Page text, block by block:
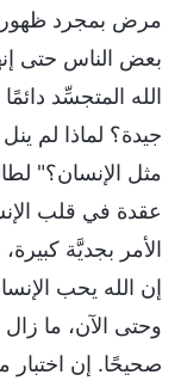
مرض بمجرد
بعض الناس حتى
الله المتجسِّد
جيدة؟ لماذا لم
مثل الإنسان؟"
عقدة في قلب
الأمر بجديَّة
إن الله يحب
وحتى الآن، ما زال
صحيحًا. إن اختبار